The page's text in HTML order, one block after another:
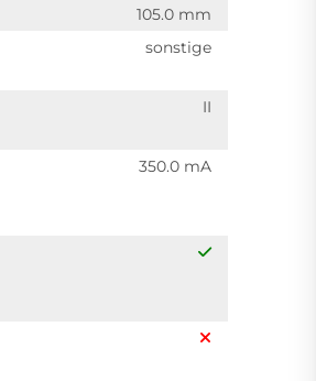
105.0 mm
sonstige
II
350.0 mA